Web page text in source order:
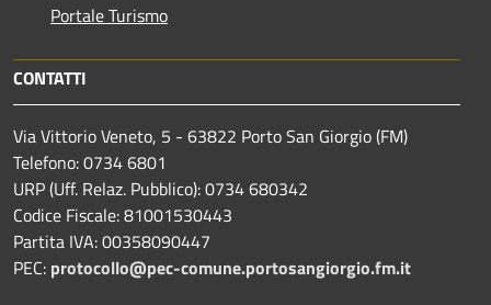
Portale Turismo
CONTATTI
Via Vittorio Veneto, 5 - 63822 Porto San Giorgio (FM)
Telefono: 0734 6801
URP (Uff. Relaz. Pubblico): 0734 680342
Codice Fiscale: 81001530443
Partita IVA: 00358090447
PEC: protocollo@pec-comune.portosangiorgio.fm.it